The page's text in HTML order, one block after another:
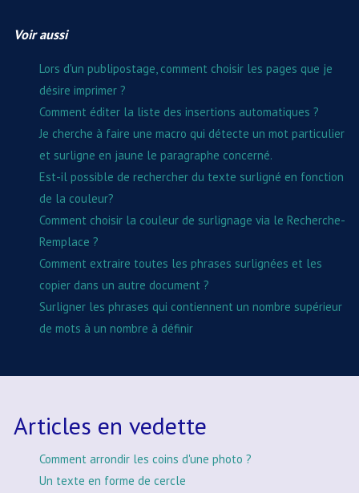
Voir aussi
Lors d'un publipostage, comment choisir les pages que je
désire imprimer ?
Comment éditer la liste des insertions automatiques ?
Je cherche à faire une macro qui détecte un mot particulier
et surligne en jaune le paragraphe concerné.
Est-il possible de rechercher du texte surligné en fonction
de la couleur?
Comment choisir la couleur de surlignage via le Recherche-
Remplace ?
Comment extraire toutes les phrases surlignées et les
copier dans un autre document ?
Surligner les phrases qui contiennent un nombre supérieur
de mots à un nombre à définir
Articles en vedette
Comment arrondir les coins d'une photo ?
Un texte en forme de cercle